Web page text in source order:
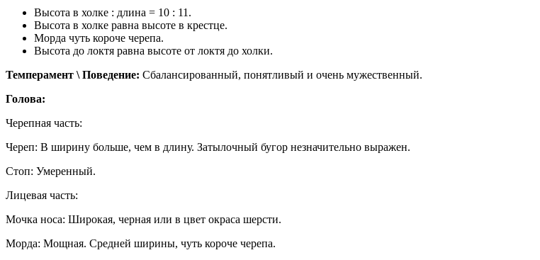
Высота в холке : длина = 10 : 11.
Высота в холке равна высоте в крестце.
Морда чуть короче черепа.
Высота до локтя равна высоте от локтя до холки.
Темперамент \ Поведение: Сбалансированный, понятливый и очень мужественный.
Голова:
Черепная часть:
Череп: В ширину больше, чем в длину. Затылочный бугор незначительно выражен.
Стоп: Умеренный.
Лицевая часть:
Мочка носа: Широкая, черная или в цвет окраса шерсти.
Морда: Мощная. Средней ширины, чуть короче черепа.